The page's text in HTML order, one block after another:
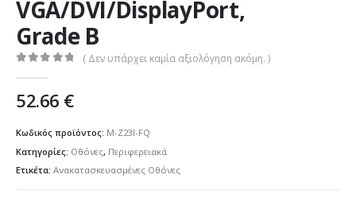
VGA/DVI/DisplayPort,
Grade B
( Δεν υπάρχει καμία αξιολόγηση ακόμη. )
52.66 €
Κωδικός προϊόντος: M-Z23I-FQ
Κατηγορίες: Οθόνες, Περιφερειακά
Ετικέτα: Ανακατασκευασμένες Οθόνες